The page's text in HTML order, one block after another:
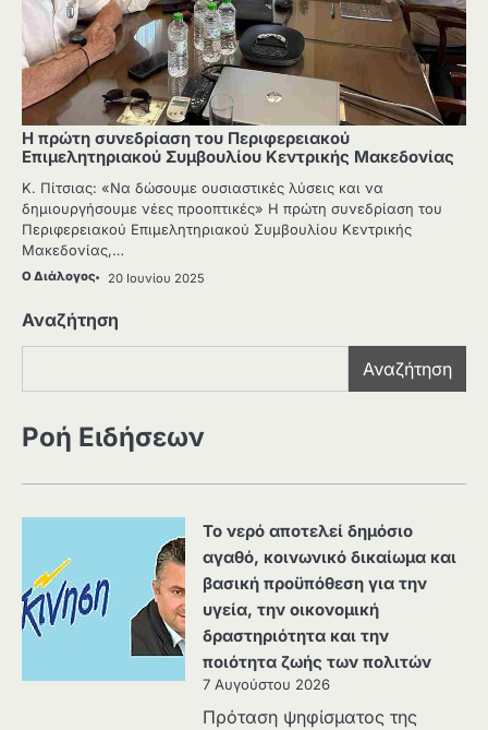
H πρώτη συνεδρίαση του Περιφερειακού
Επιμελητηριακού Συμβουλίου Κεντρικής Μακεδονίας
Κ. Πίτσιας: «Να δώσουμε ουσιαστικές λύσεις και να
δημιουργήσουμε νέες προοπτικές» Η πρώτη συνεδρίαση του
Περιφερειακού Επιμελητηριακού Συμβουλίου Κεντρικής
Μακεδονίας,…
Ο Διάλογος 20 Ιουνίου 2025
Αναζήτηση
Αναζήτηση
Ροή Ειδήσεων
Το νερό αποτελεί δημόσιο
αγαθό, κοινωνικό δικαίωμα και
βασική προϋπόθεση για την
υγεία, την οικονομική
δραστηριότητα και την
ποιότητα ζωής των πολιτών
7 Αυγούστου 2026
Πρόταση ψηφίσματος της